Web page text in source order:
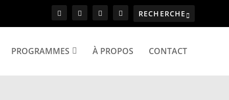
PROGRAMMES À PROPOS CONTACT